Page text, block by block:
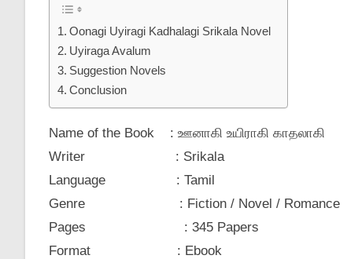
Oonagi Uyiragi Kadhalagi Srikala Novel
Uyiraga Avalum
Suggestion Novels
Conclusion
Name of the Book : ஊனாகி உயிராகி காதலாகி
Writer : Srikala
Language : Tamil
Genre : Fiction / Novel / Romance
Pages : 345 Papers
Format : Ebook